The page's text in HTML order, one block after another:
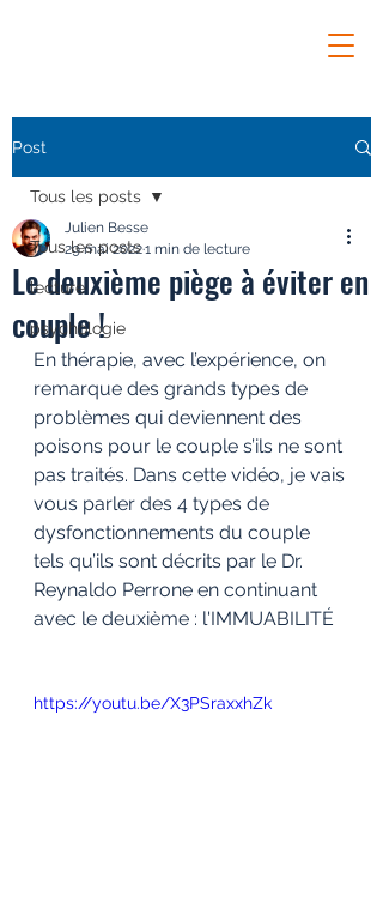
Post
Tous les posts
lecture
psychologie
Tous les posts
Le deuxième piège à éviter en
couple !
Julien Besse
29 mai 20221 min de lecture
En thérapie, avec l’expérience, on
remarque des grands types de
problèmes qui deviennent des
poisons pour le couple s’ils ne sont
pas traités. Dans cette vidéo, je vais
vous parler des 4 types de
dysfonctionnements du couple
tels qu’ils sont décrits par le Dr.
Reynaldo Perrone en continuant
avec le deuxième : l'IMMUABILITÉ
https://youtu.be/X3PSraxxhZk